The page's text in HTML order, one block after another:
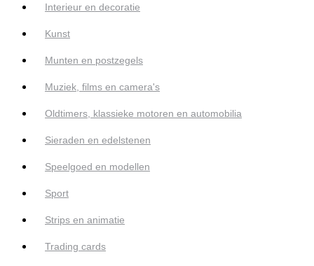
Interieur en decoratie
Kunst
Munten en postzegels
Muziek, films en camera's
Oldtimers, klassieke motoren en automobilia
Sieraden en edelstenen
Speelgoed en modellen
Sport
Strips en animatie
Trading cards